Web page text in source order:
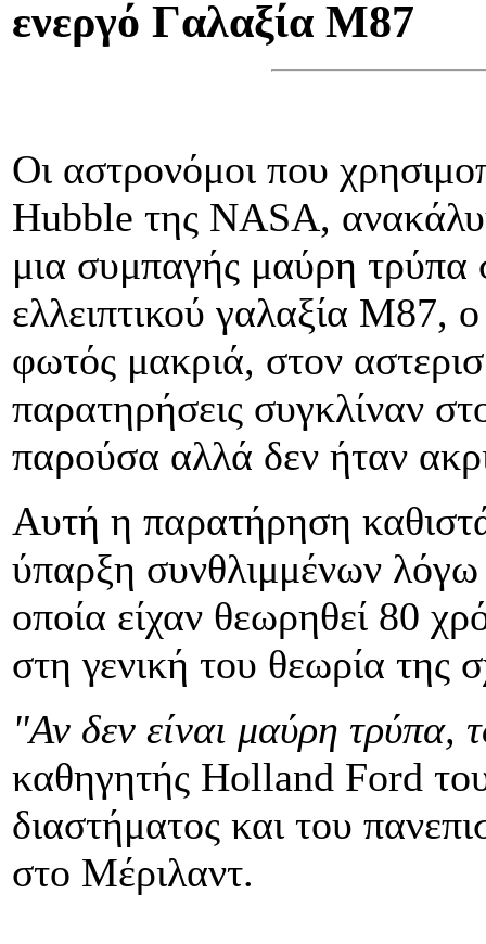
ενεργό Γαλαξία Μ87
Οι αστρονόμοι που
Hubble της NASA,
μια συμπαγής μαύρη τρύπα
ελλειπτικού γαλαξία Μ87,
φωτός μακριά, στον
παρατηρήσεις συγκλίναν
παρούσα αλλά δεν ήταν
Αυτή η παρατήρηση καθιστά
ύπαρξη συνθλιμμένων λόγω
οποία είχαν θεωρηθεί 80
στη γενική του θεωρία της
"Αν δεν είναι μαύρη τρύπα,
καθηγητής Holland Ford
διαστήματος και του
στο Μέριλαντ.